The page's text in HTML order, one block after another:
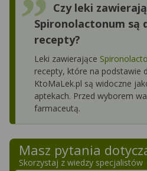
Czy leki
Spironolactonum są
recepty?
Leki zawierające
recepty, które na podstawie
KtoMaLek.pl są widoczne
aptekach. Przed wyborem
farmaceutą.
Masz pytania
Skorzystaj z wiedzy specjalistów